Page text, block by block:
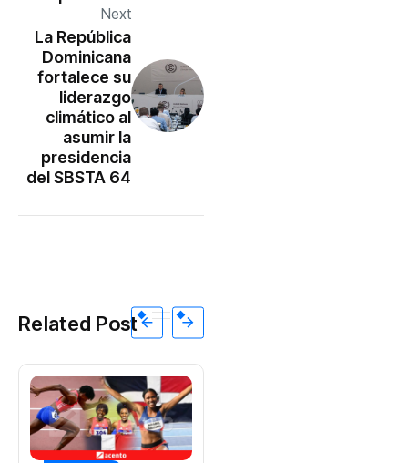
Next
La República
Dominicana
fortalece su
liderazgo
climático al
asumir la
presidencia
del SBSTA 64
Related Post